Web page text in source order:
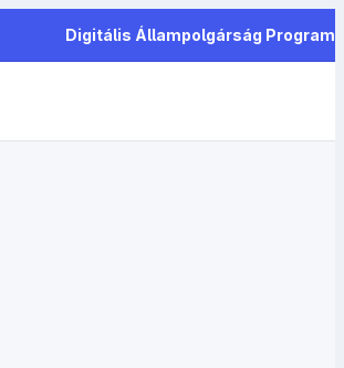
Digitális Állampolgárság Program